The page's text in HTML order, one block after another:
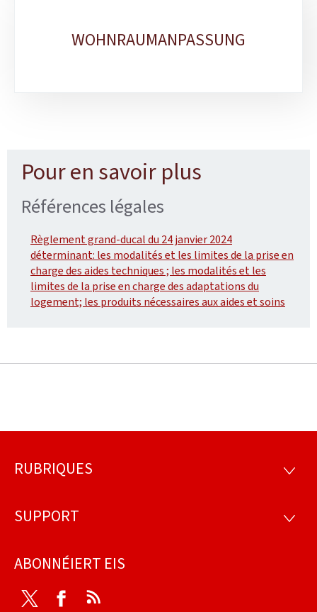
WOHNRAUMANPASSUNG
Pour en savoir plus
Références légales
Règlement grand-ducal du 24 janvier 2024
déterminant: les modalités et les limites de la prise en
charge des aides techniques ; les modalités et les
limites de la prise en charge des adaptations du
logement; les produits nécessaires aux aides et soins
Fousszeil
RUBRIQUES
SUPPORT
ABONNÉIERT EIS
Twitter Facebook